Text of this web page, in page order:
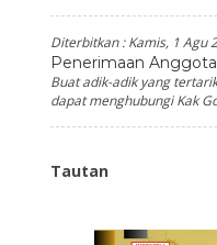
Diterbitkan :Kamis, 1 Agu
Penerimaan
Buat adik-adik yang
dapat menghubungi Kak
Tautan